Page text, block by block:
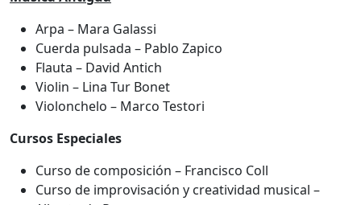
Arpa – Mara Galassi
Cuerda pulsada – Pablo Zapico
Flauta – David Antich
Violin – Lina Tur Bonet
Violonchelo – Marco Testori
Cursos Especiales
Curso de composición – Francisco Coll
Curso de improvisación y creatividad musical –